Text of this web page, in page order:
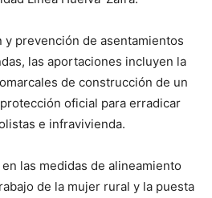
y prevención de asentamientos
las aportaciones incluyen la
de construcción de un
oficial para erradicar
e infravivienda.
las medidas de alineamiento
de la mujer rural y la puesta